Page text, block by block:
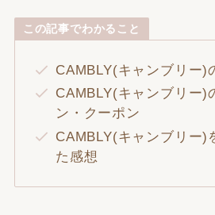
この記事でわかること
CAMBLY(キャンブリー)
CAMBLY(キャンブリー)
ン・クーポン
CAMBLY(キャンブリー)
た感想